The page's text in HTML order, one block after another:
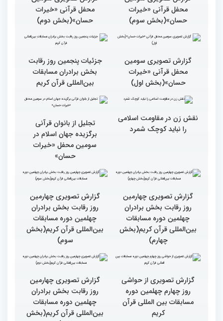
گزارش تصویری حواشی روز
پنجم چهلمین دوره مسابقات
بین المللی قرآن کریم
۶۰ درصد مقام‌های مسابقات
قرآنی جهان متعلق به قاریان
ایران است
گزارش تصویری سومین
محفل قرآنی «خیرات
حسان»(بخش سوم)
گزارش تصویری سومین
محفل قرآنی «خیرات
حسان»(بخش دوم)
گزارش تصویری سومین
جزئیات پنجمین روز رقابت
بخش برادران مسابقات
بین‌المللی قرآن کریم
نقش زن در مقاومت اسلامی
را نباید کوچک شمرد
تجلیل از بانوان قرآنی
برگزیده جهان اسلام در
سومین محفل «خیرات
حسان»
روز رقابت بخش برادران
چهلمین دوره مسابقات
بین‌المللی قرآن کریم(بخش
چهارم)
روز رقابت بخش برادران
چهلمین دوره مسابقات
بین‌المللی قرآن کریم(بخش
سوم)